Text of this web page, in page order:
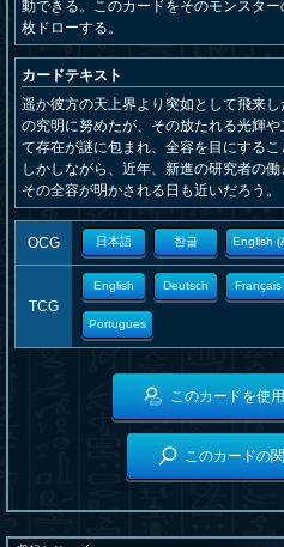
動できる。このカードをそのモンスタ
枚ドローする。
カードテキスト
遥か彼方の天上界より突如として飛来
の究明に努めたが、その放たれる光輝
て存在が謎に包まれ、全容を目にするこ
しかしながら、近年、新進の研究者の
その全容が明かされる日も近いだろう。
OCG 日本語 한글 English
TCG
English Deutsch Français
Portugues
このカードを使
このカードの